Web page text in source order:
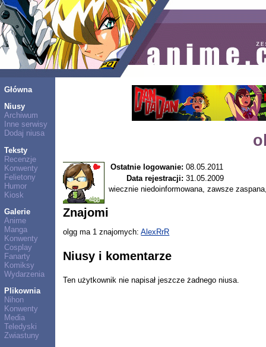
Główna
Niusy
Archiwum
Inne serwisy
Dodaj niusa
Teksty
Recenzje
Konwenty
Felietony
Humor
Kiosk
Galerie
Anime
Manga
Konwenty
Cosplay
Fanarty
Komiksy
Wydarzenia
Plikownia
Nihon
Konwenty
Media
Teledyski
Zwiastuny
Ostatnie logowanie: 08.05.2011
Data rejestracji: 31.05.2009
wiecznie niedoinformowana, zawsze
Znajomi
olgg ma 1 znajomych:AlexRrR
Niusy i komentarze
Ten użytkownik nie napisał jeszcze żadnego niusa.